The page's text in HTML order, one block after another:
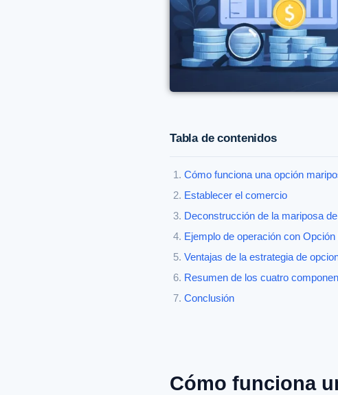
Tabla de contenidos
Cómo funciona una opción
Establecer el comercio
Deconstrucción de la mariposa
Ejemplo de operación con
Ventajas de la estrategia de
Resumen de los cuatro
Conclusión
Cómo funciona